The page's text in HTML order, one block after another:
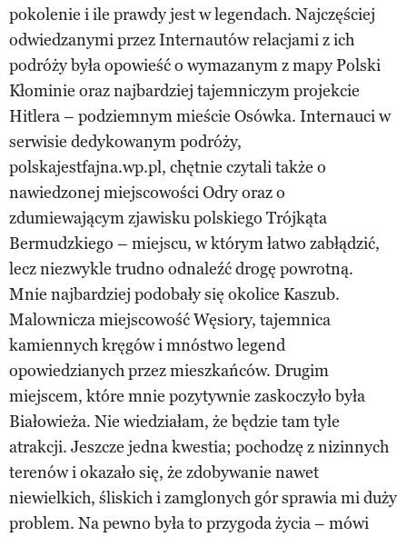
pokolenie i ile prawdy jest w legendach. Najczęściej
odwiedzanymi przez Internautów relacjami z ich
podróży była opowieść o wymazanym z mapy Polski
Kłominie oraz najbardziej tajemniczym projekcie
Hitlera – podziemnym mieście Osówka. Internauci w
serwisie dedykowanym podróży,
polskajestfajna.wp.pl, chętnie czytali także o
nawiedzonej miejscowości Odry oraz o
zdumiewającym zjawisku polskiego Trójkąta
Bermudzkiego – miejscu, w którym łatwo zabłądzić,
lecz niezwykle trudno odnaleźć drogę powrotną.
Mnie najbardziej podobały się okolice Kaszub.
Malownicza miejscowość Węsiory, tajemnica
kamiennych kręgów i mnóstwo legend
opowiedzianych przez mieszkańców. Drugim
miejscem, które mnie pozytywnie zaskoczyło była
Białowieża. Nie wiedziałam, że będzie tam tyle
atrakcji. Jeszcze jedna kwestia; pochodzę z nizinnych
terenów i okazało się, że zdobywanie nawet
niewielkich, śliskich i zamglonych gór sprawia mi duży
problem. Na pewno była to przygoda życia – mówi